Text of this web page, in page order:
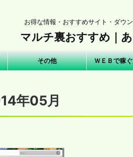
お得な情報・おすすめサイト・ダウ
マルチ裏おすすめ｜
その他 ＷＥＢで稼
年05月